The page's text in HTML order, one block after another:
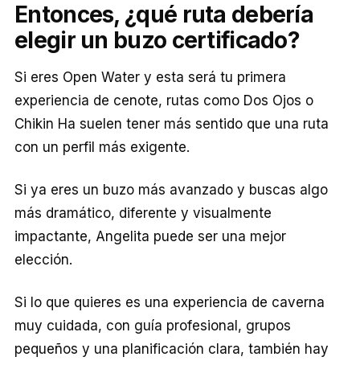
Entonces, ¿qué ruta debería
elegir un buzo certificado?
Si eres Open Water y esta será tu primera
experiencia de cenote, rutas como Dos Ojos o
Chikin Ha suelen tener más sentido que una ruta
con un perfil más exigente.
Si ya eres un buzo más avanzado y buscas algo
más dramático, diferente y visualmente
impactante, Angelita puede ser una mejor
elección.
Si lo que quieres es una experiencia de caverna
muy cuidada, con guía profesional, grupos
pequeños y una planificación clara, también hay